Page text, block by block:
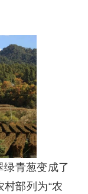
青葱变成了
部列为“农